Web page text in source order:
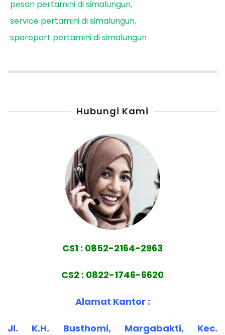
pesan pertamini di simalungun
service pertamini di simalungun
sparepart pertamini di simalungun
Hubungi Kami
CS1 : 0852-2164-2963
CS2 : 0822-1746-6620
Alamat Kantor :
Jl. K.H. Busthomi, Margabakti, Kec.